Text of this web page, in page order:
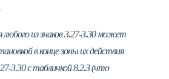
любого из знаков 3.27-3.30 может
в конце зоны их действия
3.30 с табличкой 8.2.3 (что